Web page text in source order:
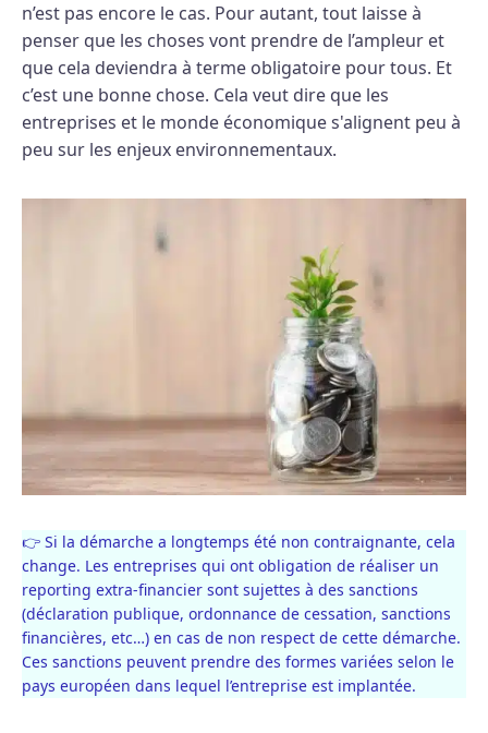
n’est pas encore le cas. Pour autant, tout laisse à
penser que les choses vont prendre de l’ampleur et
que cela deviendra à terme obligatoire pour tous. Et
c’est une bonne chose. Cela veut dire que les
entreprises et le monde économique s'alignent peu à
peu sur les enjeux environnementaux.
👉 Si la démarche a longtemps été non contraignante, cela
change. Les entreprises qui ont obligation de réaliser un
reporting extra-financier sont sujettes à des sanctions
(déclaration publique, ordonnance de cessation, sanctions
financières, etc…) en cas de non respect de cette démarche.
Ces sanctions peuvent prendre des formes variées selon le
pays européen dans lequel l’entreprise est implantée.